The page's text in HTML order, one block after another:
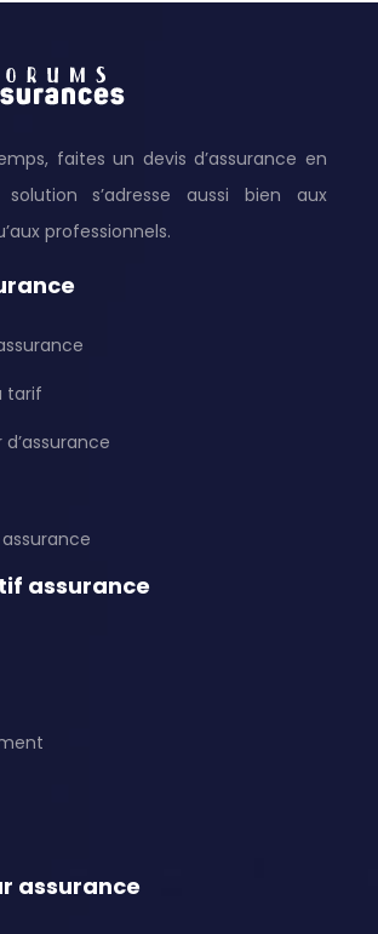
faites un devis d’assurance en
s’adresse aussi bien aux
professionnels.
tarif
assurance
assurance